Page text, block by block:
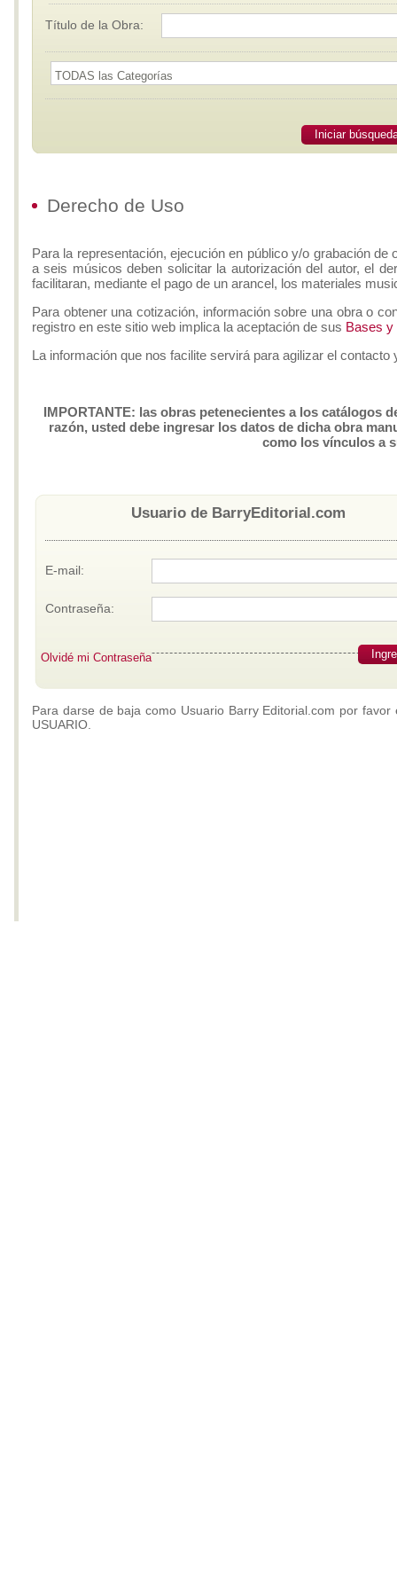
Título de la Obra:
Iniciar
Derecho de Uso
Para la representación, ejecución en público y/o grabación
a seis músicos deben solicitar la autorización del autor, el
facilitaran, mediante el pago de un arancel, los materiales
Para obtener una cotización, información sobre una obra o
registro en este sitio web implica la aceptación de sus Bases y
La información que nos facilite servirá para agilizar el
IMPORTANTE: las obras petenecientes a los catálogos
razón, usted debe ingresar los datos de dicha obra
como los vínculos a
Usuario de BarryEditorial.com
E-mail:
Contraseña:
Olvidé mi Contraseña
Para darse de baja como Usuario Barry Editorial.com por
USUARIO.